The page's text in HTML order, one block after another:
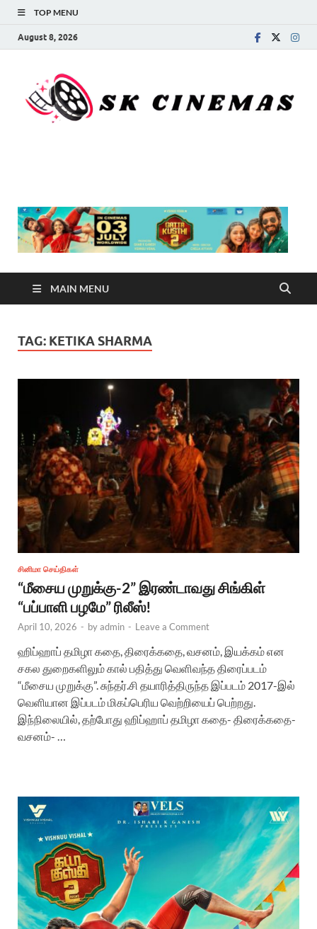
TOP MENU
August 8, 2026
MAIN MENU
TAG: KETIKA SHARMA
சினிமா செய்திகள்
“மீசைய முறுக்கு-2” இரண்டாவது சிங்கிள்
“பப்பாளி பழமே” ரிலீஸ்!
April 10, 2026 - byadmin - Leave a Comment
ஹிப்ஹாப் தமிழா கதை, திரைக்கதை, வசனம், இயக்கம் என
சகல துறைகளிலும் கால் பதித்து வெளிவந்த திரைப்படம்
“மீசைய முறுக்கு”. சுந்தர்.சி தயாரித்திருந்த இப்படம் 2017-இல்
வெளியான இப்படம் மிகப்பெரிய வெற்றியைப் பெற்றது.
இந்நிலையில், தற்போது ஹிப்ஹாப் தமிழா கதை- திரைக்கதை-
வசனம்- …